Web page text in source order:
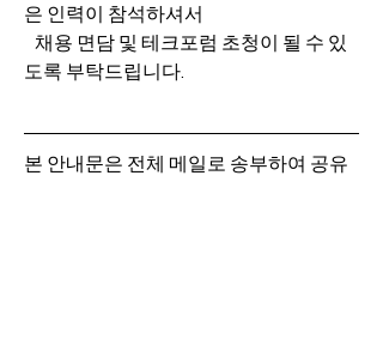
은 인력이 참석하셔서
채용 면담 및 테크포럼 초청이 될 수 있
도록 부탁드립니다
본 안내문은 전체 메일로 송부하여 공유